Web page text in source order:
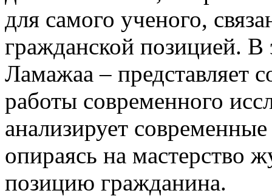
для самого ученого,
гражданской позицией.
Ламажаа – представляет
работы современного
анализирует
опираясь на мастерство
позицию гражданина.